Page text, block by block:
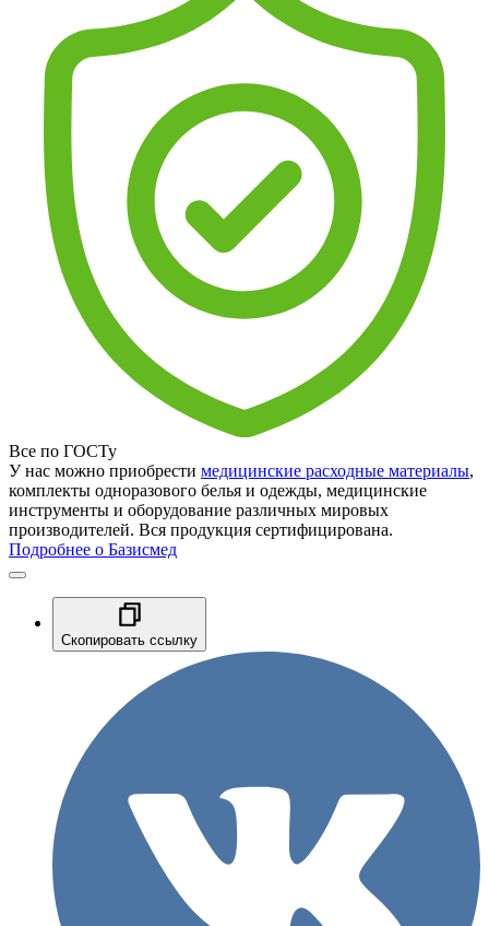
Все по ГОСТу
У нас можно приобрести медицинские расходные материалы,
комплекты одноразового белья и одежды, медицинские
инструменты и оборудование различных мировых
производителей. Вся продукция сертифицирована.
Подробнее о Базисмед
Скопировать ссылку